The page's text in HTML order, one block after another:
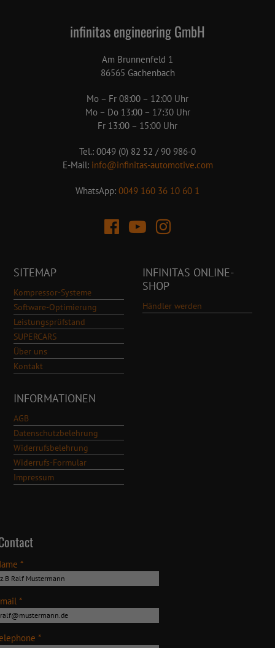
infinitas engineering GmbH
Am Brunnenfeld 1
86565 Gachenbach
Mo – Fr 08:00 – 12:00 Uhr
Mo – Do 13:00 – 17:30 Uhr
Fr 13:00 – 15:00 Uhr
Tel.: 0049 (0) 82 52 / 90 986-0
E-Mail: info@infinitas-automotive.com
WhatsApp: 0049 160 36 10 60 1
SITEMAP
Kompressor-Systeme
Software-Optimierung
Leistungsprüfstand
SUPERCARS
Über uns
Kontakt
INFINITAS ONLINE-
SHOP
Händler werden
INFORMATIONEN
AGB
Datenschutzbelehrung
Widerrufsbelehrung
Widerrufs-Formular
Impressum
*
*
*